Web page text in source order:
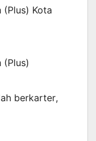
(Plus) Kota
(Plus)
berkarter,